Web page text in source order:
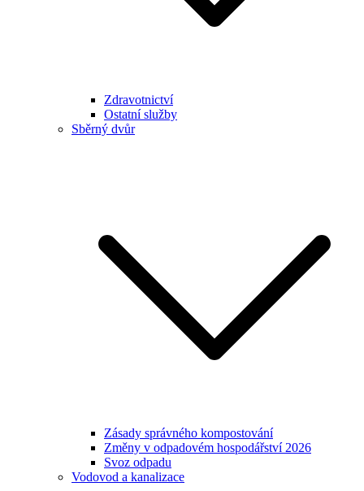
Zdravotnictví
Ostatní služby
Sběrný dvůr
Zásady správného kompostování
Změny v odpadovém hospodářství 2026
Svoz odpadu
Vodovod a kanalizace